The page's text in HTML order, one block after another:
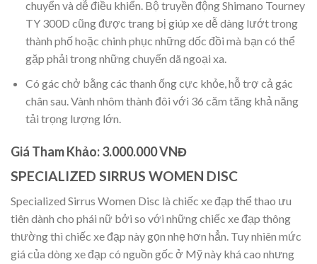
chuyển và dễ điều khiển. Bộ truyền động Shimano Tourney
TY 300D cũng được trang bị giúp xe dễ dàng lướt trong
thành phố hoặc chinh phục những dốc đồi mà bạn có thể
gặp phải trong những chuyến dã ngoại xa.
Có gác chở bằng các thanh ống cực khỏe, hỗ trợ cả gác
chân sau. Vành nhôm thành đôi với 36 căm tăng khả năng
tải trọng lượng lớn.
Giá Tham Khảo: 3.000.000 VNĐ
SPECIALIZED SIRRUS WOMEN DISC
Specialized Sirrus Women Disc là chiếc xe đạp thể thao ưu
tiên dành cho phái nữ bởi so với những chiếc xe đạp thông
thường thì chiếc xe đạp này gọn nhẹ hơn hẳn. Tuy nhiên mức
giá của dòng xe đạp có nguồn gốc ở Mỹ này khá cao nhưng